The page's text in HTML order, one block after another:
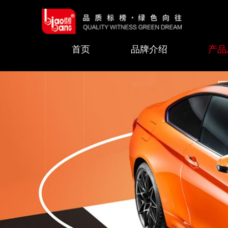
首页 品牌介绍 产